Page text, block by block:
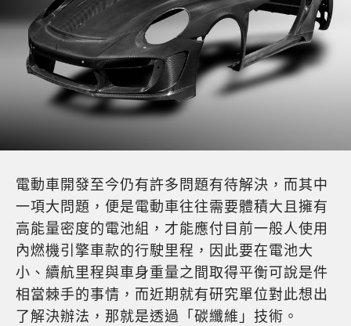
電動車開發至今仍有許多問題有待解決，而其中
一項大問題，便是電動車往往需要體積大且擁有
高能量密度的電池組，才能應付目前一般人使用
內燃機引擎車款的行駛里程，因此要在電池大
小、續航里程與車身重量之間取得平衡可說是件
相當棘手的事情，而近期就有研究單位對此想出
了解決辦法，那就是透過「碳纖維」技術。